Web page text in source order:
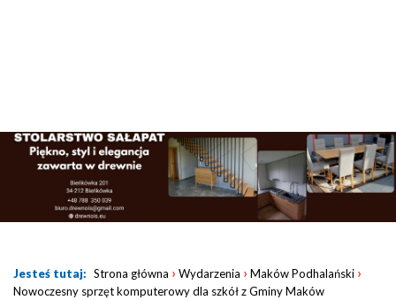
Jesteś tutaj: Strona główna › Wydarzenia › Maków Podhalański ›
Nowoczesny sprzęt komputerowy dla szkół z Gminy Maków